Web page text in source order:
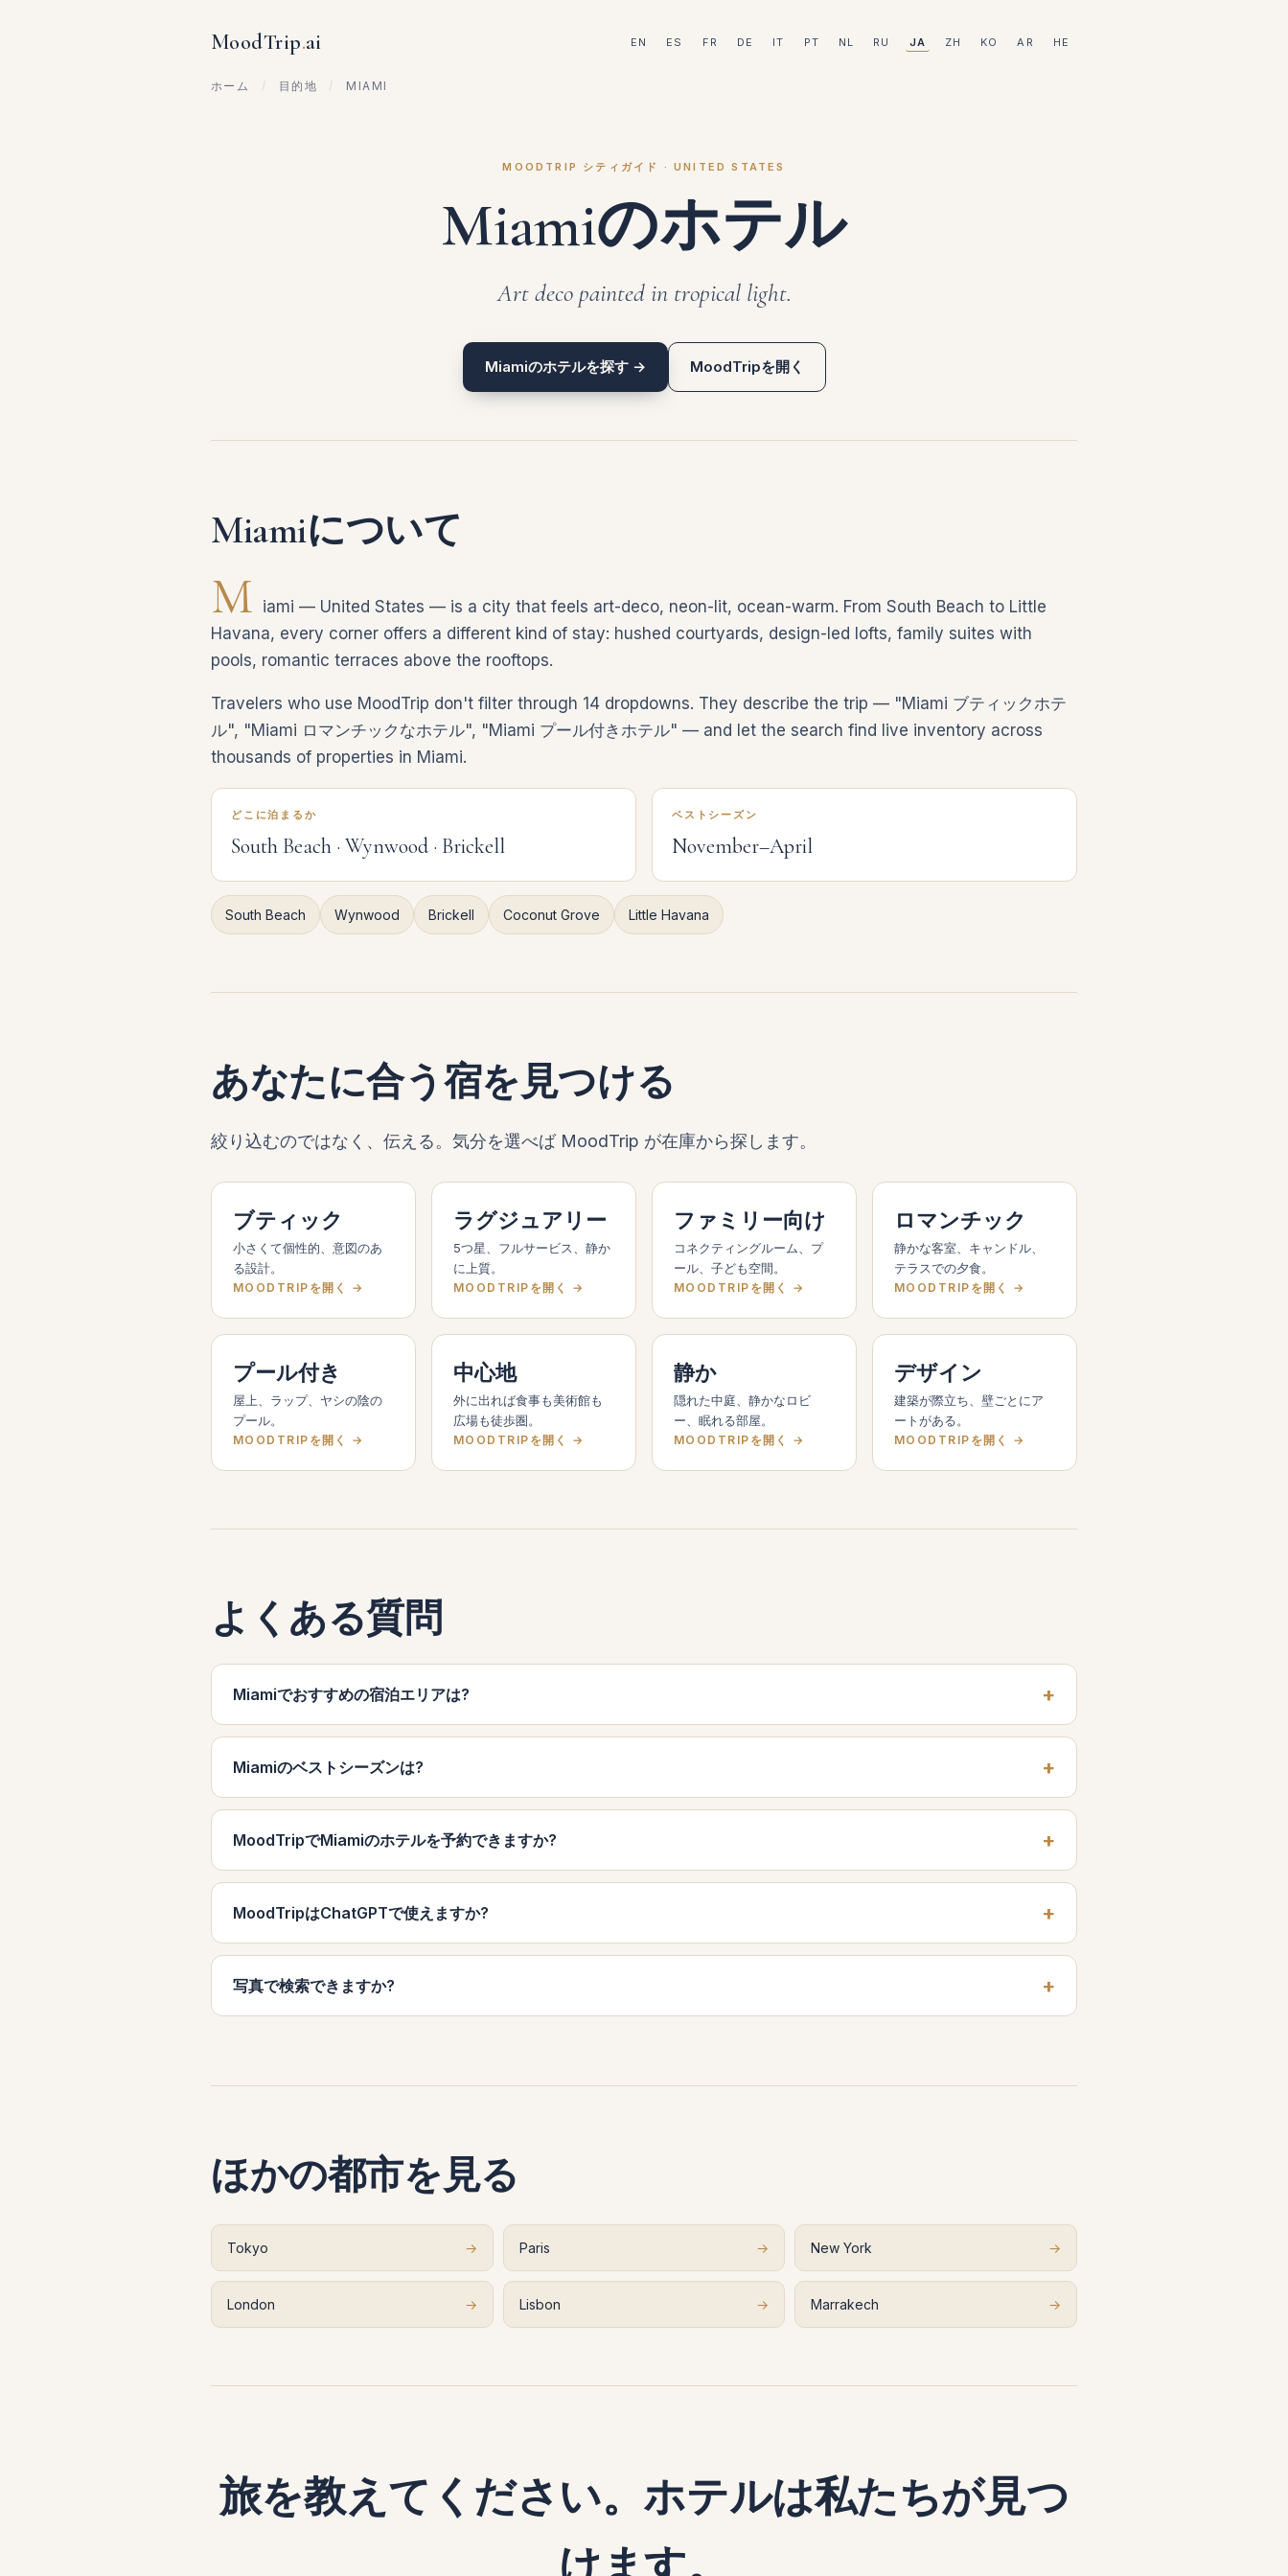
MoodTrip.ai EN ES FR DE IT PT NL RU JA ZH KO AR HE
ホーム / 目的地 / MIAMI
MOODTRIP シティガイド · UNITED STATES
Miamiのホテル
Art deco painted in tropical light.
Miamiのホテルを探す → MoodTripを開く
Miamiについて
M iami — United States — is a city that feels art-deco, neon-lit, ocean-warm. From South Beach to Little
Havana, every corner offers a different kind of stay: hushed courtyards, design-led lofts, family suites with
pools, romantic terraces above the rooftops.
Travelers who use MoodTrip don't filter through 14 dropdowns. They describe the trip — "Miami ブティックホテ
ル", "Miami ロマンチックなホテル", "Miami プール付きホテル" — and let the search find live inventory across
thousands of properties in Miami.
どこに泊まるか
South Beach · Wynwood · Brickell
ベストシーズン
November–April
South Beach Wynwood Brickell Coconut Grove Little Havana
あなたに合う宿を見つける
絞り込むのではなく、伝える。気分を選べば MoodTrip が在庫から探します。
ブティック
小さくて個性的、意図のあ
る設計。
MOODTRIPを開く →
ラグジュアリー
5つ星、フルサービス、静か
に上質。
MOODTRIPを開く →
ファミリー向け
コネクティングルーム、プ
ール、子ども空間。
MOODTRIPを開く →
ロマンチック
静かな客室、キャンドル、
テラスでの夕食。
MOODTRIPを開く →
プール付き
屋上、ラップ、ヤシの陰の
プール。
MOODTRIPを開く →
中心地
外に出れば食事も美術館も
広場も徒歩圏。
MOODTRIPを開く →
静か
隠れた中庭、静かなロビ
ー、眠れる部屋。
MOODTRIPを開く →
デザイン
建築が際立ち、壁ごとにア
ートがある。
MOODTRIPを開く →
よくある質問
Miamiでおすすめの宿泊エリアは?
Miamiのベストシーズンは?
MoodTripでMiamiのホテルを予約できますか?
MoodTripはChatGPTで使えますか?
写真で検索できますか?
ほかの都市を見る
Tokyo → Paris → New York →
London → Lisbon → Marrakech →
旅を教えてください。ホテルは私たちが見つ